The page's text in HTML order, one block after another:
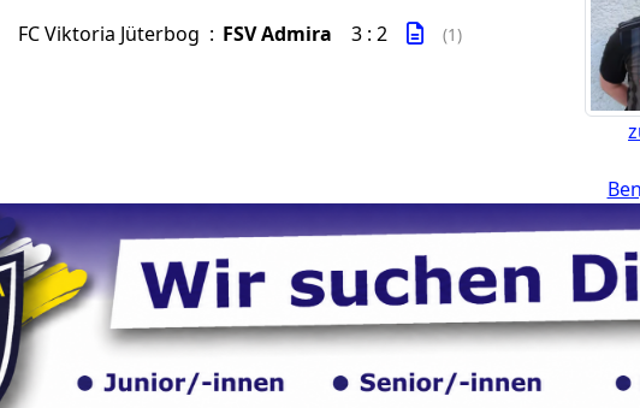
FC Viktoria Jüterbog : FSV Admira 3 : 2 (1)